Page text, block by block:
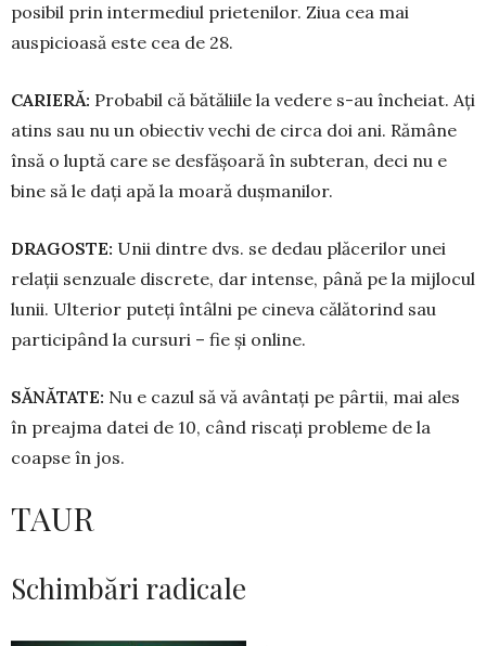
posibil prin intermediul prietenilor. Ziua cea mai
auspicioasă este cea de 28.
CARIERĂ: Probabil că bătăliile la vedere s-au în­cheiat. Ați
atins sau nu un obiectiv vechi de circa doi ani. Rămâne
însă o luptă care se desfășoară în sub­teran, deci nu e
bine să le dați apă la moară dușmanilor.
DRAGOSTE: Unii dintre dvs. se dedau plăcerilor unei
relații senzuale discrete, dar intense, până pe la mijlocul
lunii. Ulterior puteți întâlni pe cineva călătorind sau
participând la cursuri – fie și online.
SĂNĂTATE: Nu e cazul să vă avântați pe pârtii, mai ales
în preajma datei de 10, când riscați probleme de la
coapse în jos.
TAUR
Schimbări radicale